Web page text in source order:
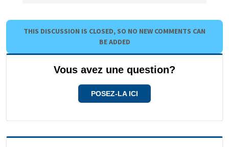
THIS DISCUSSION IS CLOSED, SO NO NEW COMMENTS CAN
BE ADDED
Vous avez une question?
POSEZ-LA ICI